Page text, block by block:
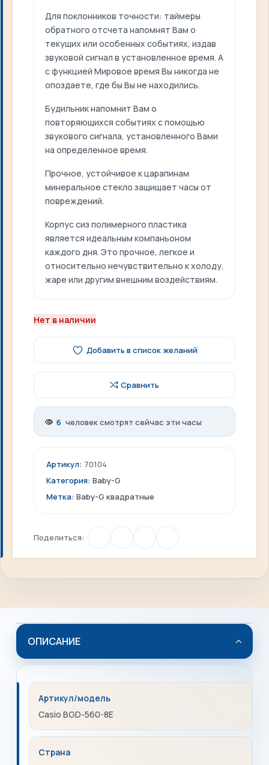
Для поклонников точности: таймеры
обратного отсчета напомнят Вам о
текущих или особенных событиях, издав
звуковой сигнал в установленное время. А
с функцией Мировое время Вы никогда не
опоздаете, где бы Вы не находились.
Будильник напомнит Вам о
повторяющихся событиях с помощью
звукового сигнала, установленного Вами
на определенное время.
Прочное, устойчивое к царапинам
минеральное стекло защищает часы от
повреждений.
Корпус сиз полимерного пластика
является идеальным компаньоном
каждого дня. Это прочное, легкое и
относительно нечувствительно к холоду,
жаре или другим внешним воздействиям.
Нет в наличии
Добавить в список желаний
Сравнить
6 человек смотрят сейчас эти часы
Артикул: 70104
Категория: Baby-G
Метка: Baby-G квадратные
Поделиться:
ОПИСАНИЕ
Артикул/модель
Casio BGD-560-8E
Страна